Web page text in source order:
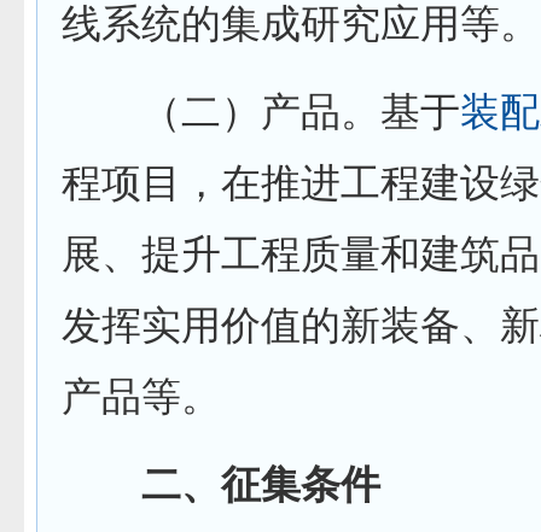
线系统的集成研究应用等。
（二）产品。基于装
程项目，在推进工程建设
展、提升工程质量和建筑
发挥实用价值的新装备、
产品等。
二、征集条件